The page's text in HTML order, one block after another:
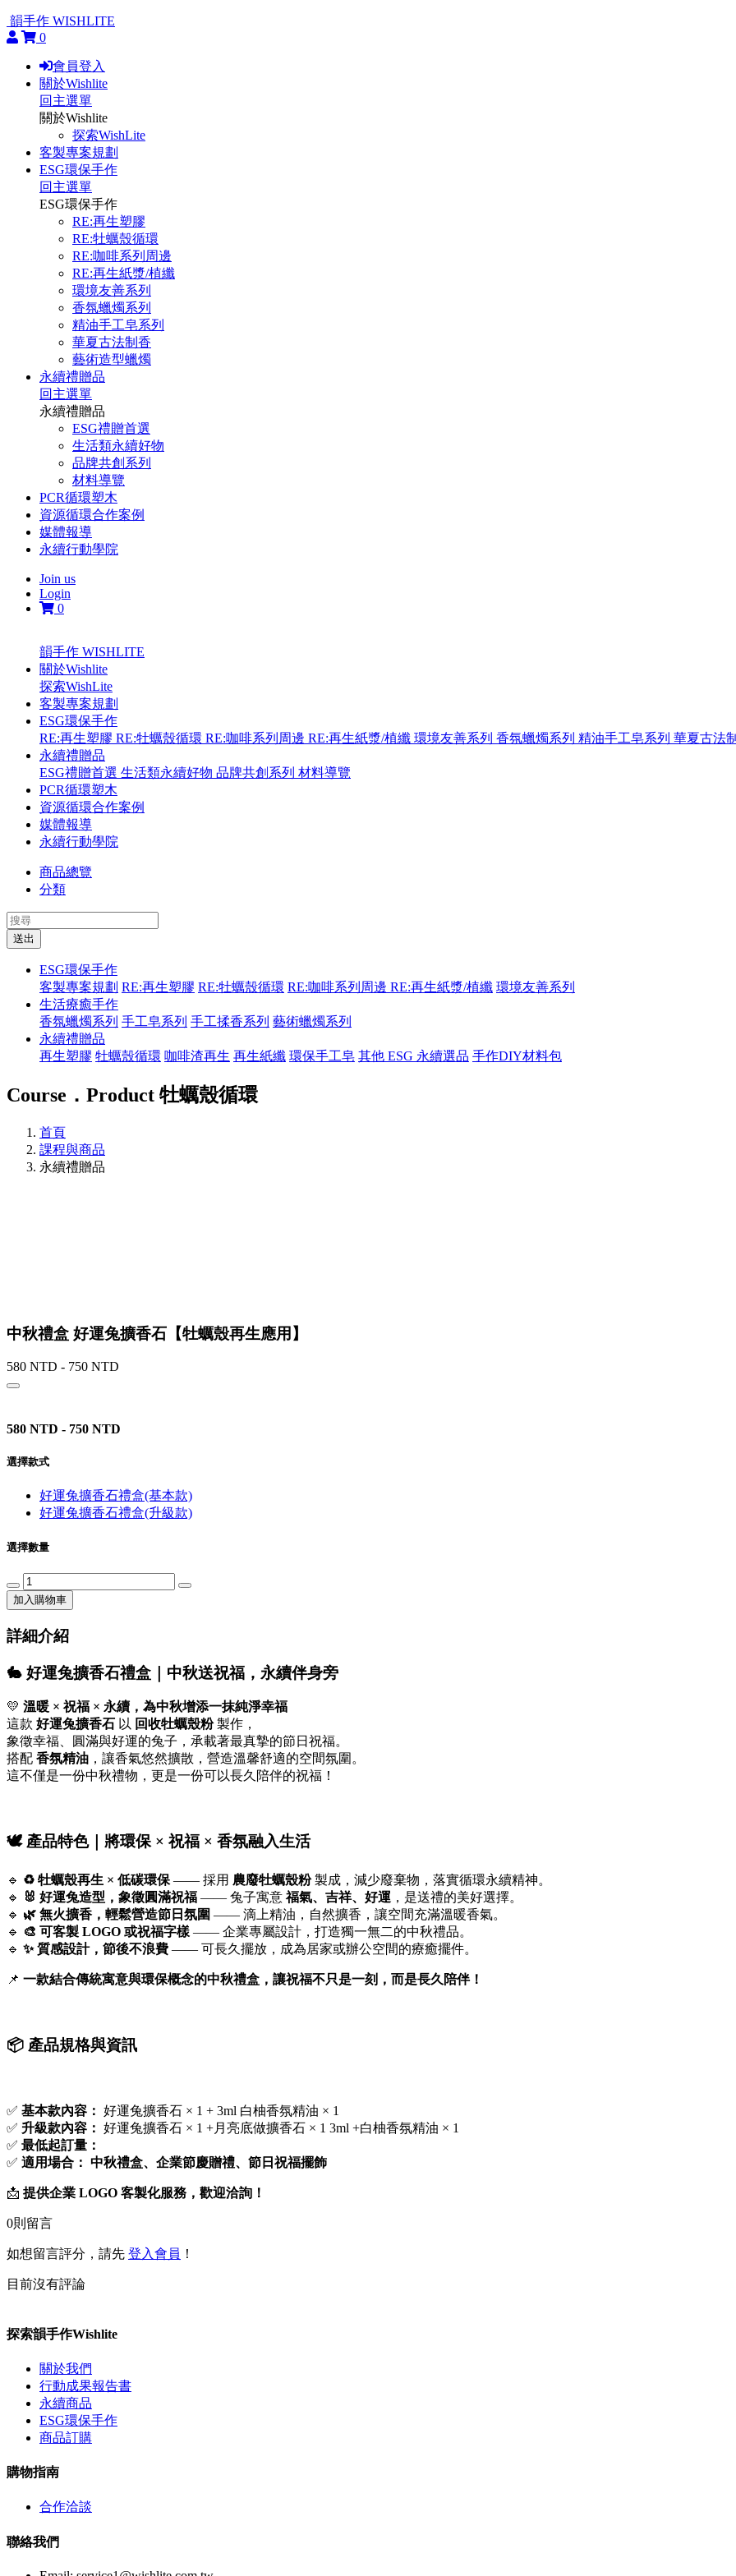
韻手作 WISHLITE
0
會員登入
關於Wishlite
回主選單
關於Wishlite
探索WishLite
客製專案規劃
ESG環保手作
回主選單
ESG環保手作
RE:再生塑膠
RE:牡蠣殼循環
RE:咖啡系列周邊
RE:再生紙漿/植纖
環境友善系列
香氛蠟燭系列
精油手工皂系列
華夏古法制香
藝術造型蠟燭
永續禮贈品
回主選單
永續禮贈品
ESG禮贈首選
生活類永續好物
品牌共創系列
材料導覽
PCR循環塑木
資源循環合作案例
媒體報導
永續行動學院
Join us
Login
0
韻手作 WISHLITE
關於Wishlite
探索WishLite
客製專案規劃
ESG環保手作
RE:再生塑膠 RE:牡蠣殼循環 RE:咖啡系列周邊 RE:再生紙漿/植纖 環境友善系列 香氛蠟燭系列 精油手工皂系列 華夏古法
永續禮贈品
ESG禮贈首選 生活類永續好物 品牌共創系列 材料導覽
PCR循環塑木
資源循環合作案例
媒體報導
永續行動學院
商品總覽
分類
送出
ESG環保手作
客製專案規劃 RE:再生塑膠 RE:牡蠣殼循環 RE:咖啡系列周邊 RE:再生紙漿/植纖 環境友善系列
生活療癒手作
香氛蠟燭系列 手工皂系列 手工揉香系列 藝術蠟燭系列
永續禮贈品
再生塑膠 牡蠣殼循環 咖啡渣再生 再生紙纖 環保手工皂 其他 ESG 永續選品 手作DIY材料包
Course．Product 牡蠣殼循環
首頁
課程與商品
永續禮贈品
中秋禮盒 好運兔擴香石【牡蠣殼再生應用】
580 NTD - 750 NTD
580 NTD - 750 NTD
選擇款式
好運兔擴香石禮盒(基本款)
好運兔擴香石禮盒(升級款)
選擇數量
加入購物車
詳細介紹
🐇 好運兔擴香石禮盒｜中秋送祝福，永續伴身旁
💛 溫暖 × 祝福 × 永續，為中秋增添一抹純淨幸福
這款 好運兔擴香石 以 回收牡蠣殼粉製作，
象徵幸福、圓滿與好運的兔子，承載著最真摯的節日祝福。
搭配 香氛精油 ，讓香氣悠然擴散，營造溫馨舒適的空間氛圍。
這不僅是一份中秋禮物，更是一份可以長久陪伴的祝福！
🕊️ 產品特色｜將環保 × 祝福 × 香氛融入生活
🔹 ♻️ 牡蠣殼再生 × 低碳環保 —— 採用 農廢牡蠣殼粉製成，減少廢棄物，落實循環永續精神。
🔹
🐰 好運兔造型，象徵圓滿祝福 —— 兔子寓意福氣、吉祥、好運 ，是送禮的美好選擇。
🔹 🌿 無火擴香，輕鬆營造節日氛圍 —— 滴上精油，自然擴香，讓空間充滿溫暖香氣。
🔹 🎨 可客製 LOGO 或祝福字樣 —— 企業專屬設計，打造獨一無二的中秋禮品。
🔹 ✨ 質感設計，節後不浪費 —— 可長久擺放，成為居家或辦公空間的療癒擺件。
📌 一款結合傳統寓意與環保概念的中秋禮盒，讓祝福不只是一刻，而是長久陪伴！
📦 產品規格與資訊
✅ 基本款內容： 好運兔擴香石 × 1 + 3ml 白柚香氛精油 × 1
✅ 升級款內容： 好運兔擴香石 × 1 +月亮底做擴香石 × 1 3ml +白柚香氛精油 × 1
✅ 最低起訂量：
✅ 適用場合： 中秋禮盒、企業節慶贈禮、節日祝福擺飾
📩 提供企業 LOGO 客製化服務，歡迎洽詢！
0則留言
如想留言評分，請先 登入會員 ！
目前沒有評論
探索韻手作Wishlite
關於我們
行動成果報告書
永續商品
ESG環保手作
商品訂購
購物指南
合作洽談
聯絡我們